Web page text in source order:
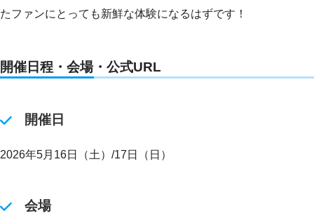
たファンにとっても新鮮な体験になるはずです！
開催日程・会場・公式URL
開催日
2026年5月16日（土）/17日（日）
会場